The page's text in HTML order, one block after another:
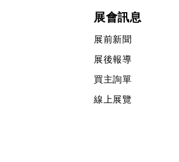
展會訊息
展前新聞
展後報導
買主詢單
線上展覽